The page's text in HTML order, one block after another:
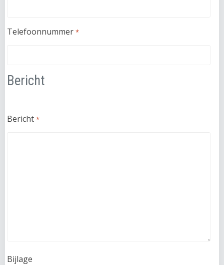
Telefoonnummer *
Bericht
Bericht *
Bijlage